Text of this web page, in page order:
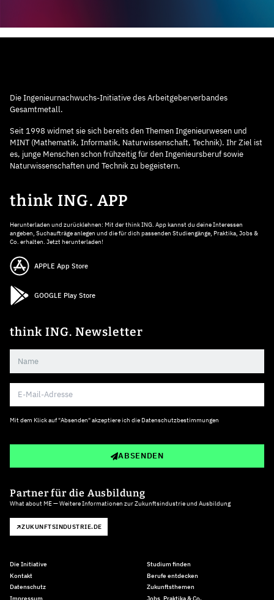
Die Ingenieurnachwuchs-Initiative des Arbeitgeberverbandes
Gesamtmetall.
Seit 1998 widmet sie sich bereits den Themen Ingenieurwesen und
MINT (Mathematik, Informatik, Naturwissenschaft, Technik). Ihr Ziel ist
es, junge Menschen schon frühzeitig für den Ingenieursberuf sowie
Naturwissenschaften und Technik zu begeistern.
think ING. APP
Herunterladen und zurücklehnen: Mit der think ING. App kannst du deine Interessen
angeben, Suchaufträge anlegen und die für dich passenden Studiengänge, Praktika, Jobs &
Co. erhalten. Jetzt herunterladen!
APPLE App Store
GOOGLE Play Store
think ING. Newsletter
Mit dem Klick auf "Absenden" akzeptiere ich die Datenschutzbestimmungen
ABSENDEN
Partner für die Ausbildung
What about ME — Weitere Informationen zur Zukunftsindustrie und Ausbildung
ZUKUNFTSINDUSTRIE.DE
Die Initiative
Kontakt
Datenschutz
Studium finden
Berufe entdecken
Zukunftsthemen